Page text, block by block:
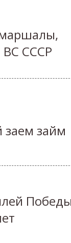
ВС СССР
заем займ